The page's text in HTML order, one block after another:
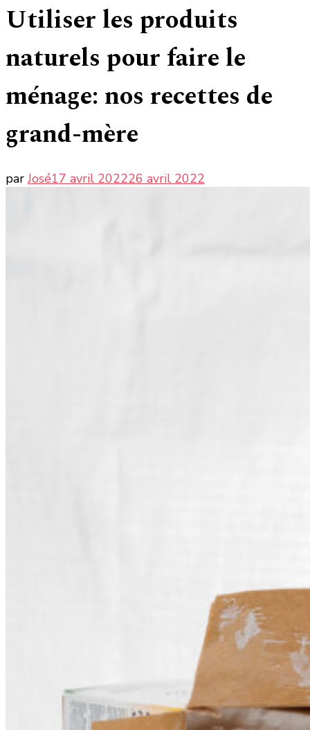
Utiliser les produits
naturels pour faire le
ménage: nos recettes de
grand-mère
parJosé17 avril 202226 avril 2022